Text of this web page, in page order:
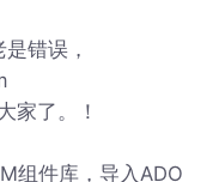
错误，
家了。！
组件库，导入ADO